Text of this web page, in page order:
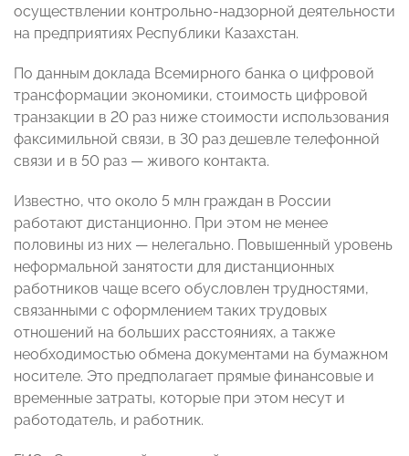
осуществлении контрольно-надзорной деятельности
на предприятиях Республики Казахстан.
По данным доклада Всемирного банка о цифровой
трансформации экономики, стоимость цифровой
транзакции в 20 раз ниже стоимости использования
факсимильной связи, в 30 раз дешевле телефонной
связи и в 50 раз — живого контакта.
Известно, что около 5 млн граждан в России
работают дистанционно. При этом не менее
половины из них — нелегально. Повышенный уровень
неформальной занятости для дистанционных
работников чаще всего обусловлен трудностями,
связанными с оформлением таких трудовых
отношений на больших расстояниях, а также
необходимостью обмена документами на бумажном
носителе. Это предполагает прямые финансовые и
временные затраты, которые при этом несут и
работодатель, и работник.